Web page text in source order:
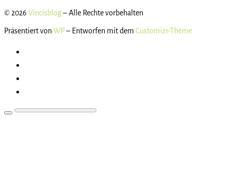
© 2026 Vincisblog– Alle Rechte vorbehalten
Präsentiert von WP– Entworfen mit dem Customizr-Theme